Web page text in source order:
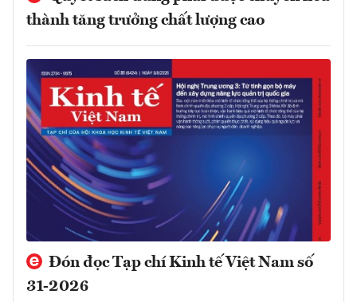
thành tăng trưởng chất lượng cao
Đón đọc Tạp chí Kinh tế Việt Nam số
31-2026